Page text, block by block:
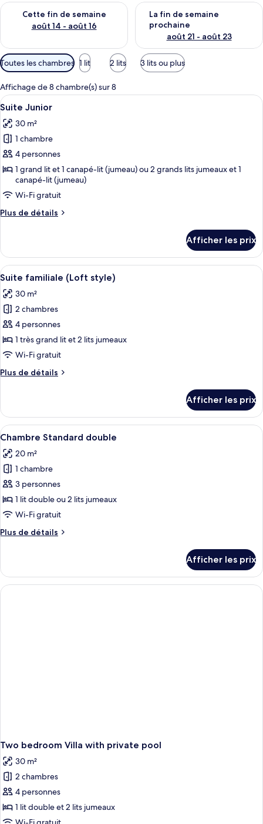
Cette fin de semaine
août 14 - août 16
Vérifier la disponibilité pour cette fin de semaine août 14 -
La fin de semaine
prochaine
août 21 - août 23
Vérifier la disponibilité pour
Filtres
disponibles
pour
les
chambres
Toutes les chambres 1 lit 2 lits 3 lits ou plus
Affichage de 8 chambre(s) sur 8
Afficher
toutes
les
photos
pour
ce
type
de
chambre :
Une chambre à coucher avec une
3
Suite Junior
30 m²
1 chambre
4 personnes
1 grand lit et 1 canapé-lit (jumeau) ou 2 grands lits jumeaux et 1
canapé-lit (jumeau)
Wi-Fi gratuit
Plus de détails
Plus
Suite
Junior
Afficher les prix
Afficher
toutes
les
photos
pour
ce
type
chambre :
(Loft
style)
Une chambre à coucher avec une
3
Suite familiale (Loft style)
30 m²
2 chambres
4 personnes
1 très grand lit et 2 lits jumeaux
Wi-Fi gratuit
Plus de détails
Plus
Suite
familiale
(Loft
Afficher les prix
Afficher
toutes
les
photos
pour
ce
type
chambre :
double
Une chambre à coucher avec une
3
Chambre Standard double
20 m²
1 chambre
3 personnes
1 lit double ou 2 lits jumeaux
Wi-Fi gratuit
Plus de détails
Plus
Chambre
Standard
double
Afficher les prix
Two bedroom Villa with private pool
30 m²
2 chambres
4 personnes
1 lit double et 2 lits jumeaux